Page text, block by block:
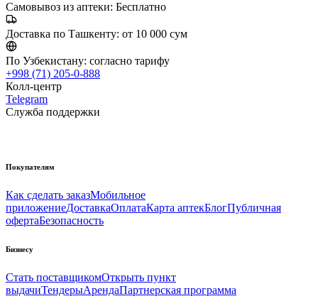
Самовывоз из аптеки: Бесплатно
Доставка по Ташкенту: от 10 000 сум
По Узбекистану: согласно тарифу
+998 (71) 205-0-888
Колл-центр
Telegram
Служба поддержки
Покупателям
Как сделать заказМобильное
приложениеДоставкаОплатаКарта аптекБлогПубличная
офертаБезопасность
Бизнесу
Стать поставщикомОткрыть пункт
выдачиТендерыАрендаПартнерская программа